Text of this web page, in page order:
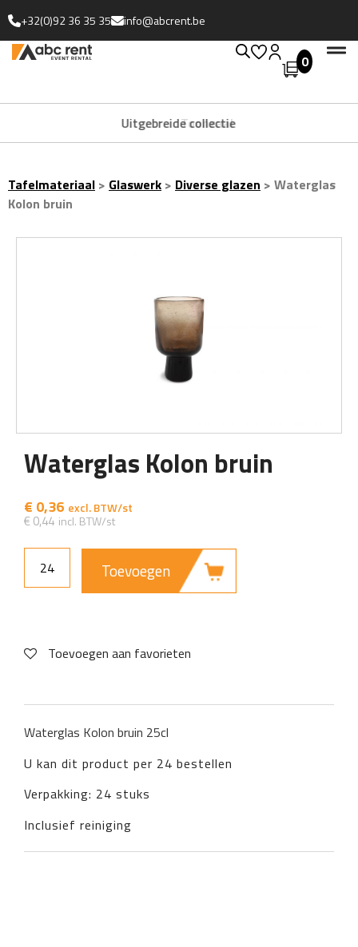
+32(0)92 36 35 35 info@abcrent.be
0
Uitgebreide collectie
Tafelmateriaal > Glaswerk > Diverse glazen > Waterglas
Kolon bruin
Waterglas Kolon bruin
€ 0,36
€ 0,44
Toevoegen
Toevoegen aan favorieten
Waterglas Kolon bruin 25cl
U kan dit product per 24 bestellen
Verpakking: 24 stuks
Inclusief reiniging